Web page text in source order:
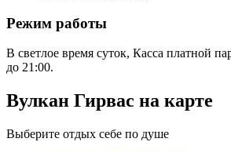
Режим работы
В светлое время суток, Касса платной
до 21:00.
Вулкан Гирвас на карте
Выберите отдых себе по душе